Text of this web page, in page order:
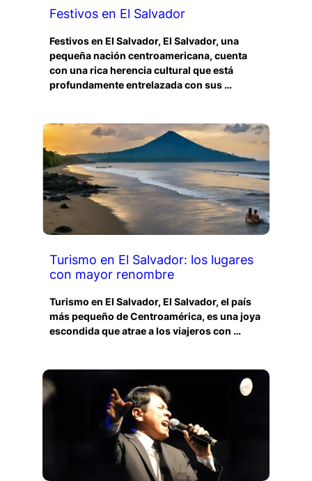
Festivos en El Salvador
Festivos en El Salvador, El Salvador, una
pequeña nación centroamericana, cuenta
con una rica herencia cultural que está
profundamente entrelazada con sus …
Turismo en El Salvador: los lugares
con mayor renombre
Turismo en El Salvador, El Salvador, el país
más pequeño de Centroamérica, es una joya
escondida que atrae a los viajeros con …